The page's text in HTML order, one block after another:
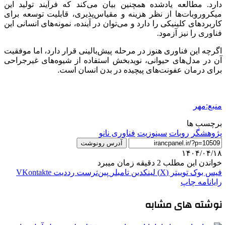
دارد. مطالعه یادشده همچنین بیان می‌کند که فرآیند تولید این
میکروروبات‌ها از نظر هزینه و مقیاس‌پذیری، قابلیت توسعه برای
کاربردهای کلینیکی را دارد و می‌توان در آینده، نمونه‌های انسانی این
فناوری را نیز آزمود.
اگرچه این فناوری هنوز در مرحله پیش‌بالینی قرار دارد، اما موفقیت
آن در مدل‌های حیوانی، نویدبخش استفاده از شیوه‌های غیرجراحی
برای درمان عفونت‌های پیچیده در بدن انسان است.
منبع:مهر
برچسب ها
پژوهشگر روبات سینوزیت فناوری نانو
آدرس رونوشت
۱۴۰۴/۰۴/۱۸
خواندن این مطلب 2 دقیقه زمان میبرد
فیس بوک توییتر (X) لینکدین ‫تامبلر ‫پین‌ترست ‫رددیت ‫VKontakte
رایانامه چاپ
نوشته های مشابه